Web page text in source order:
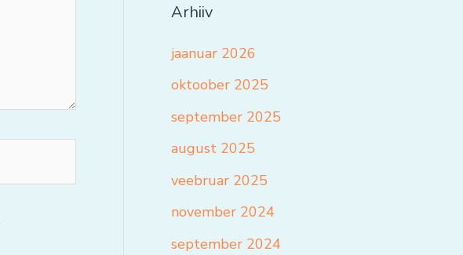
Arhiiv
jaanuar 2026
oktoober 2025
september 2025
august 2025
veebruar 2025
november 2024
september 2024